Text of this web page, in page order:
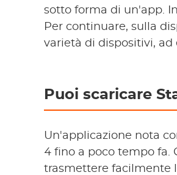
sotto forma di un'app.
Per continuare, sulla
varietà di dispositivi, ad
Puoi scaricare
Un'applicazione nota
4 fino a poco tempo fa.
trasmettere facilmente